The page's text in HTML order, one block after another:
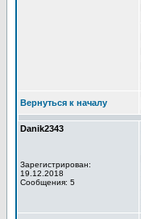
Вернуться к началу
Danik2343
Зарегистрирован:
19.12.2018
Сообщения: 5